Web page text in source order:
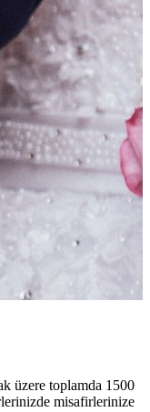
üzere toplamda 1500
misafirlerinize